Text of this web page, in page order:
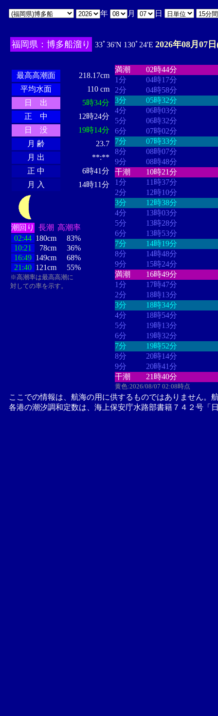
年 月 日
福岡県：博多船溜り 33ﾟ36'N 130ﾟ24'E 2026年08月07
最高高潮面
218.17cm
平均水面
110 cm
日 出
5時34分
正 中
12時24分
日 没
19時14分
月 齢
23.7
月 出
**:**
正 中
6時41分
月 入
14時11分
潮回り 長潮 高潮率
02:44 180cm
83%
10:21
78cm
36%
16:49 149cm
68%
21:40 121cm 55%
※高潮率は最高高潮に
対しての率を示す。
満潮
02時44分
1分
04時17分
2分
04時58分
3分
05時32分
4分
06時03分
5分
06時32分
6分
07時02分
7分
07時33分
8分
08時07分
9分
08時48分
干潮
10時21分
1分
11時37分
2分
12時10分
3分
12時38分
4分
13時03分
5分
13時28分
6分
13時53分
7分
14時19分
8分
14時48分
9分
15時24分
満潮
16時49分
1分
17時47分
2分
18時13分
3分
18時34分
4分
18時54分
5分
19時13分
6分
19時32分
7分
19時52分
8分
20時14分
9分
20時41分
干潮
21時40分
黄色:2026/08/07 02:08時点
ここでの情報は、航海の用に供するものではありません。
各港の潮汐調和定数は、海上保安庁水路部書籍７４２号「